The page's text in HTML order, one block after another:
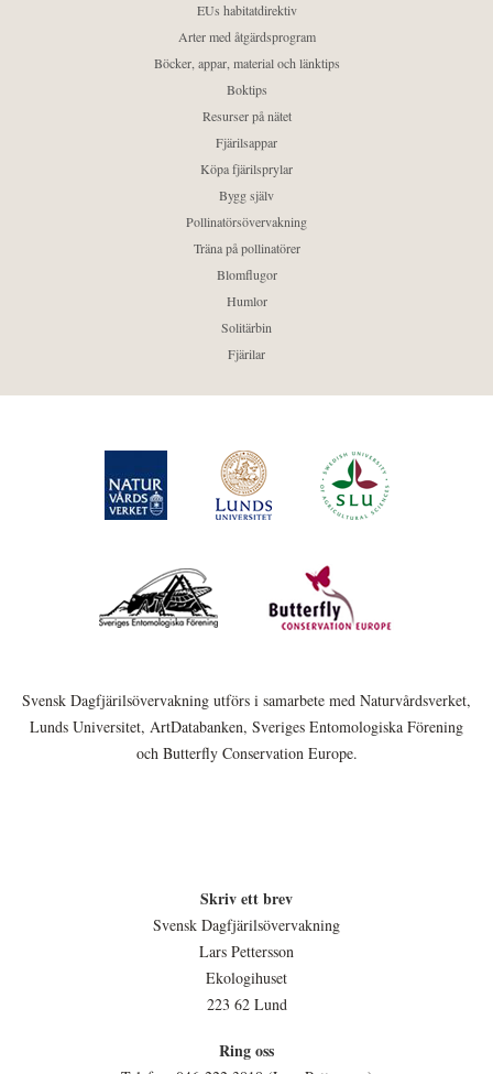
EUs habitatdirektiv
Arter med åtgärdsprogram
Böcker, appar, material och länktips
Boktips
Resurser på nätet
Fjärilsappar
Köpa fjärilsprylar
Bygg själv
Pollinatörsövervakning
Träna på pollinatörer
Blomflugor
Humlor
Solitärbin
Fjärilar
Svensk Dagfjärilsövervakning utförs i samarbete med Naturvårdsverket,
Lunds Universitet, ArtDatabanken, Sveriges Entomologiska Förening
och Butterfly Conservation Europe.
Skriv ett brev
Svensk Dagfjärilsövervakning
Lars Pettersson
Ekologihuset
223 62 Lund
Ring oss